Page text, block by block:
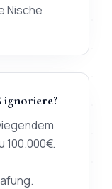
Nische
ignoriere?
100.000€.